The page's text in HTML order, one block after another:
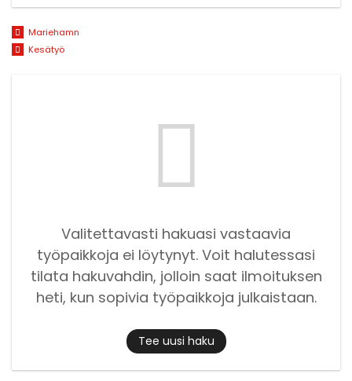
Mariehamn
Kesätyö
Valitettavasti hakuasi vastaavia
työpaikkoja ei löytynyt. Voit halutessasi
tilata hakuvahdin, jolloin saat ilmoituksen
heti, kun sopivia työpaikkoja julkaistaan.
Tee uusi haku